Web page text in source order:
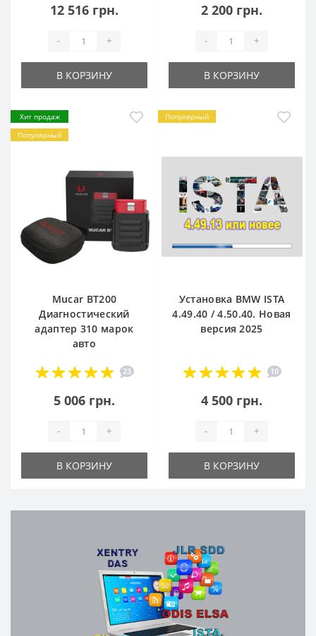
12 516 грн.
- +
В КОРЗИНУ
2 200 грн.
- +
В КОРЗИНУ
Хит продаж
Популярный
Mucar BT200
Диагностический
адаптер 310 марок
авто
23
5 006 грн.
- +
В КОРЗИНУ
Популярный
Установка BMW ISTA
4.49.40 / 4.50.40. Новая
версия 2025
10
4 500 грн.
- +
В КОРЗИНУ